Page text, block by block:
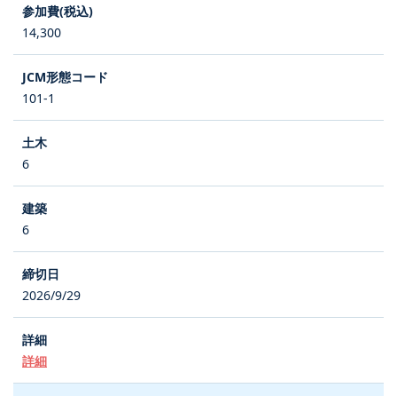
14,300
101-1
6
6
2026/9/29
詳細